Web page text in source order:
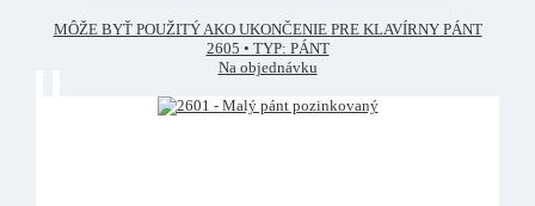
MÔŽE BYŤ POUŽITÝ AKO UKONČENIE PRE KLAVÍRNY PÁNT
2605 • TYP: PÁNT
Na objednávku